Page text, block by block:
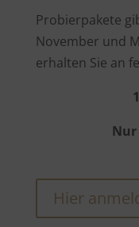
Probierpakete
November und
erhalten Sie an
Hier